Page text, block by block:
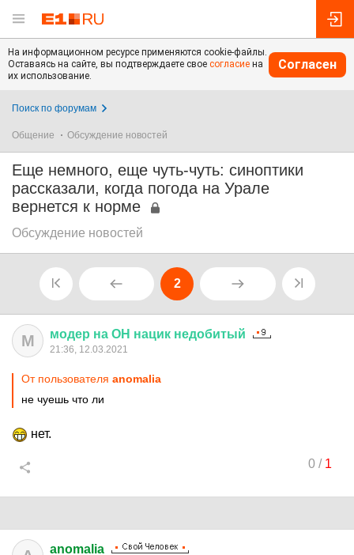
На информационном ресурсе применяются cookie-файлы.
Оставаясь на сайте, вы подтверждаете свое согласие на
их использование.
Согласен
Поиск по форумам
Общение Обсуждение новостей
Еще немного, еще чуть-чуть: синоптики
рассказали, когда погода на Урале
вернется к норме
Обсуждение новостей
2
М модер на ОН нацик недобитый
21:36, 12.03.2021
От пользователя anomalia
не чуешь что ли
нет.
0/ 1
anomalia